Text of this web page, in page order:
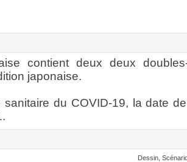
contient deux deux
japonaise.
sanitaire du COVID-19, la date
Dessin,